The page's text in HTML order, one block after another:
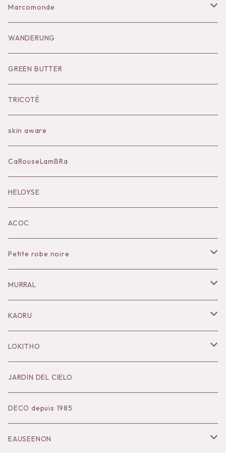
Bag
Goods
Socks
Shoes
Bilitis dix-sept ans
Goods
Salopette/All in one
Tutu
Inner
Outer
Bag
Accessories
Black series
KOKO別注
Dress
Outer
Goods
Marcomonde
Socks
Goods
WANDERUNG
GREEN BUTTER
TRICOTÉ
skin aware
CaRouseLamBRa
HELOYSE
ACOC
Petite robe noire
Necklace
Pierce
Bracelet／Bangle
Ring
Brooch
Hair Accessories
MURRAL
Outer
Tops
Bottoms
Dress
Accessories
KAORU
Necklace
Pierce
Ear Cuff
Bangle
LOKITHO
Tops
Bottoms
Dress
JARDIN DEL CIELO
DECO depuis 1985
EAUSEENON